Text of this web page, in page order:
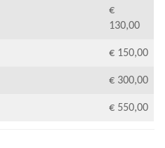
€
130,00
€ 150,00
€ 300,00
€ 550,00